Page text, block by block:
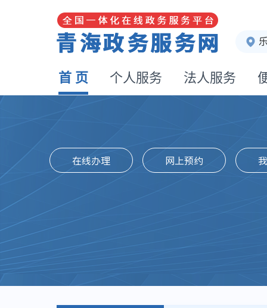
首 页 个人服务 法人服务
在线办理 网上预约